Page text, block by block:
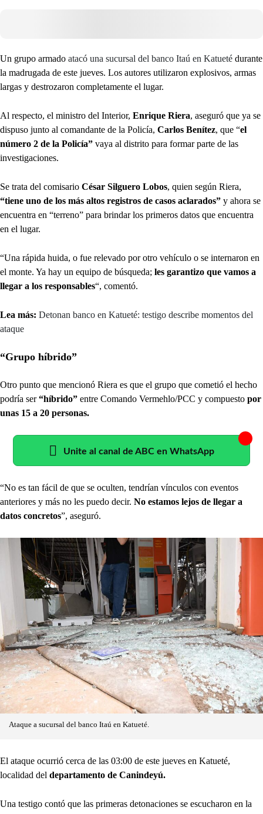
Un grupo armado atacó una sucursal del banco Itaú en Katueté durante
la madrugada de este jueves. Los autores utilizaron explosivos, armas
largas y destrozaron completamente el lugar.
Al respecto, el ministro del Interior, Enrique Riera, aseguró que ya se
dispuso junto al comandante de la Policía, Carlos Benítez, que “el
número 2 de la Policía” vaya al distrito para formar parte de las
investigaciones.
Se trata del comisario César Silguero Lobos, quien según Riera,
“tiene uno de los más altos registros de casos aclarados” y ahora se
encuentra en “terreno” para brindar los primeros datos que encuentra
en el lugar.
“Una rápida huida, o fue relevado por otro vehículo o se internaron en
el monte. Ya hay un equipo de búsqueda; les garantizo que vamos a
llegar a los responsables“, comentó.
Lea más: Detonan banco en Katueté: testigo describe momentos del
ataque
“Grupo híbrido”
Otro punto que mencionó Riera es que el grupo que cometió el hecho
podría ser“híbrido” entre Comando Vermehlo/PCC y compuesto por
unas 15 a 20 personas.
Unite al canal de ABC en WhatsApp
“No es tan fácil de que se oculten, tendrían vínculos con eventos
anteriores y más no les puedo decir. No estamos lejos de llegar a
datos concretos”, aseguró.
Ataque a sucursal del banco Itaú en Katueté.
El ataque ocurrió cerca de las 03:00 de este jueves en Katueté,
localidad del departamento de Canindeyú.
Una testigo contó que las primeras detonaciones se escucharon en la